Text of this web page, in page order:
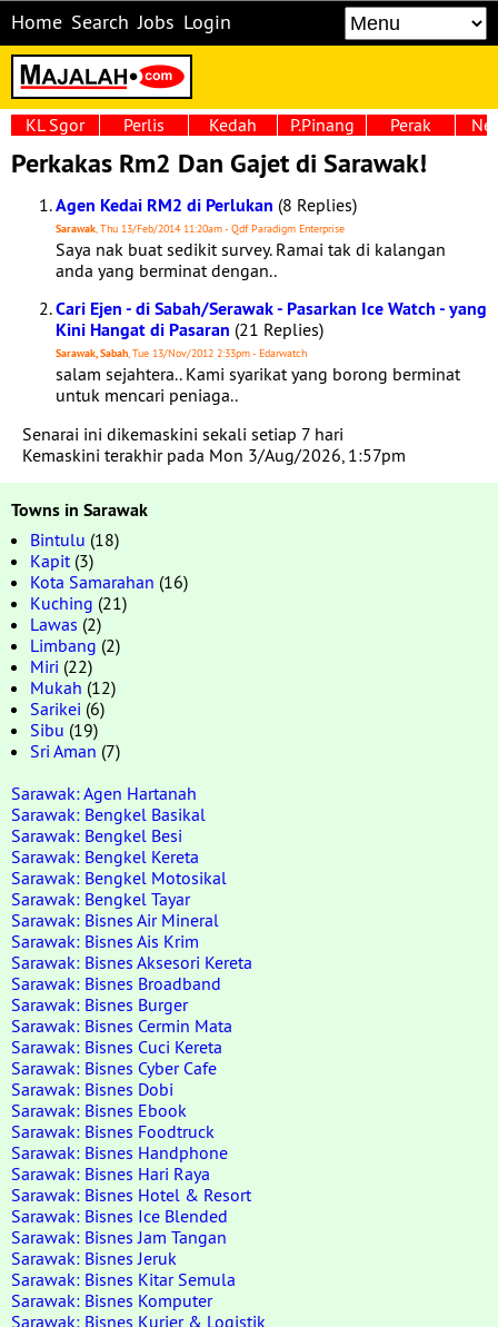
Home Search Jobs Login
KL Sgor Perlis Kedah P.Pinang Perak
Perkakas Rm2 Dan Gajet di Sarawak!
Agen Kedai RM2 di Perlukan (8 Replies)
Sarawak, Thu 13/Feb/2014 11:20am - Qdf Paradigm Enterprise
Saya nak buat sedikit survey. Ramai tak di kalangan
anda yang berminat dengan..
Cari Ejen - di Sabah/Serawak - Pasarkan Ice Watch - yang
Kini Hangat di Pasaran (21 Replies)
Sarawak, Sabah, Tue 13/Nov/2012 2:33pm - Edarwatch
salam sejahtera.. Kami syarikat yang borong berminat
untuk mencari peniaga..
Senarai ini dikemaskini sekali setiap 7 hari
Kemaskini terakhir pada Mon 3/Aug/2026, 1:57pm
Towns in Sarawak
Bintulu (18)
Kapit(3)
Kota Samarahan (16)
Kuching (21)
Lawas (2)
Limbang (2)
Miri (22)
Mukah (12)
Sarikei (6)
Sibu (19)
Sri Aman (7)
Sarawak: Agen Hartanah
Sarawak: Bengkel Basikal
Sarawak: Bengkel Besi
Sarawak: Bengkel Kereta
Sarawak: Bengkel Motosikal
Sarawak: Bengkel Tayar
Sarawak: Bisnes Air Mineral
Sarawak: Bisnes Ais Krim
Sarawak: Bisnes Aksesori Kereta
Sarawak: Bisnes Broadband
Sarawak: Bisnes Burger
Sarawak: Bisnes Cermin Mata
Sarawak: Bisnes Cuci Kereta
Sarawak: Bisnes Cyber Cafe
Sarawak: Bisnes Dobi
Sarawak: Bisnes Ebook
Sarawak: Bisnes Foodtruck
Sarawak: Bisnes Handphone
Sarawak: Bisnes Hari Raya
Sarawak: Bisnes Hotel & Resort
Sarawak: Bisnes Ice Blended
Sarawak: Bisnes Jam Tangan
Sarawak: Bisnes Jeruk
Sarawak: Bisnes Kitar Semula
Sarawak: Bisnes Komputer
Sarawak: Bisnes Kurier & Logistik